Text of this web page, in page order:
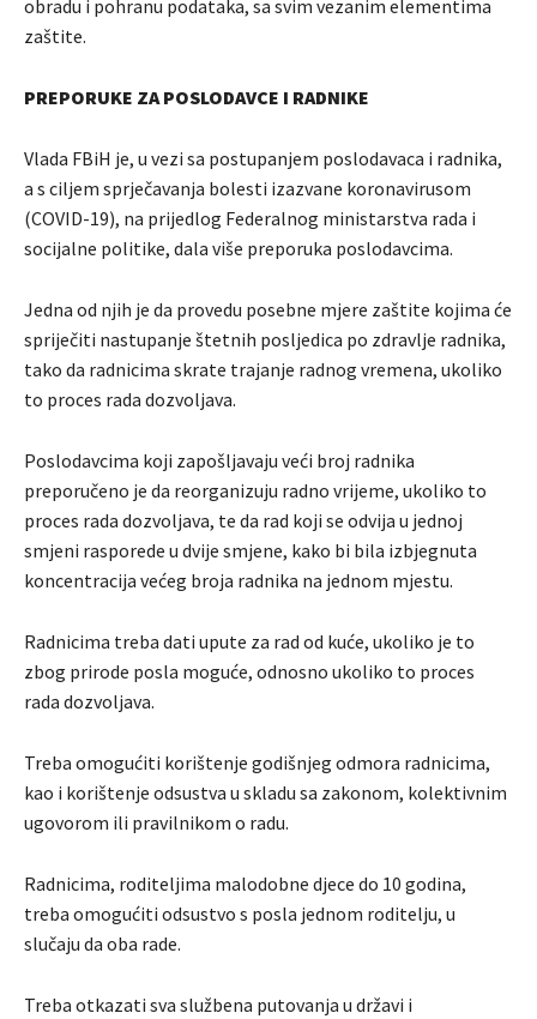
obradu i pohranu podataka, sa svim vezanim elementima
zaštite.
PREPORUKE ZA POSLODAVCE I RADNIKE
Vlada FBiH je, u vezi sa postupanjem poslodavaca i radnika,
a s ciljem sprječavanja bolesti izazvane koronavirusom
(COVID-19), na prijedlog Federalnog ministarstva rada i
socijalne politike, dala više preporuka poslodavcima.
Jedna od njih je da provedu posebne mjere zaštite kojima će
spriječiti nastupanje štetnih posljedica po zdravlje radnika,
tako da radnicima skrate trajanje radnog vremena, ukoliko
to proces rada dozvoljava.
Poslodavcima koji zapošljavaju veći broj radnika
preporučeno je da reorganizuju radno vrijeme, ukoliko to
proces rada dozvoljava, te da rad koji se odvija u jednoj
smjeni rasporede u dvije smjene, kako bi bila izbjegnuta
koncentracija većeg broja radnika na jednom mjestu.
Radnicima treba dati upute za rad od kuće, ukoliko je to
zbog prirode posla moguće, odnosno ukoliko to proces
rada dozvoljava.
Treba omogućiti korištenje godišnjeg odmora radnicima,
kao i korištenje odsustva u skladu sa zakonom, kolektivnim
ugovorom ili pravilnikom o radu.
Radnicima, roditeljima malodobne djece do 10 godina,
treba omogućiti odsustvo s posla jednom roditelju, u
slučaju da oba rade.
Treba otkazati sva službena putovanja u državi i